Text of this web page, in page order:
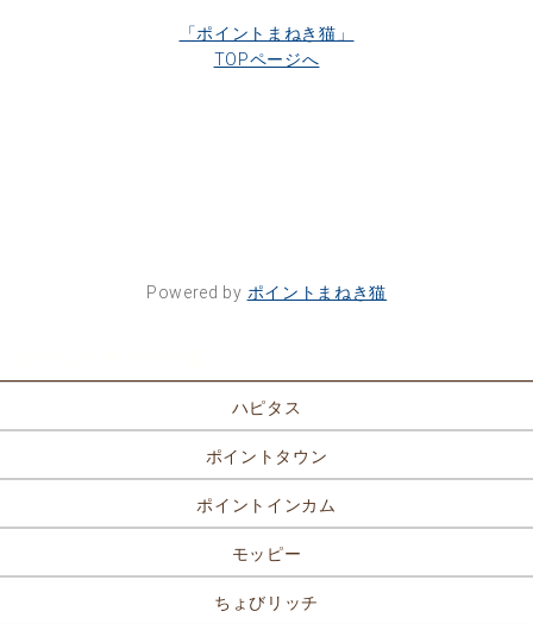
「ポイントまねき猫」
TOPページへ
Powered by ポイントまねき猫
ハピタス
ポイントタウン
ポイントインカム
モッピー
ちょびリッチ